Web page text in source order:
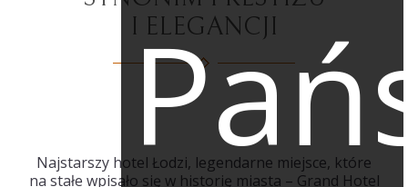
I ELEGANCJI
Najstarszy hotel Łodzi, legendarne miejsce, które
na stałe wpisało się w historię miasta – Grand Hotel